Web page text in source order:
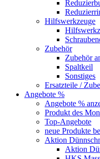
Hilfswerkzeuge
Zubehör
Zubehör
Spaltkeil
Sonstiges
Ersatzteile /
Angebote %
Angebote %
Produkt des
Top-Angebote
neue Produkte
Aktion
Aktion